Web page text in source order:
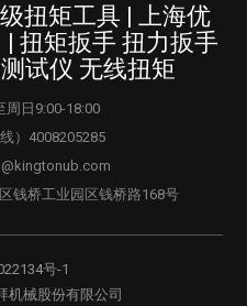
扭矩工具 | 上海优
扭矩扳手 扭力扳手
试仪 无线扭矩
周日9:00-18:00
）4008205285
钱桥工业园区钱桥路168号
号-1
机械股份有限公司